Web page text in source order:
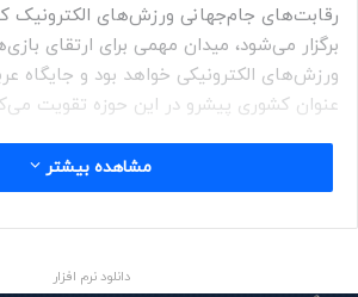
برگزار می‌شود، میدان مهمی برای ارتقای
ورزش‌های الکترونیکی خواهد بود و جایگاه
عنوان کشوری پیشرو در این حوزه تقویت
ولیعهد عربستان سعودی همچنین از
غیرانتفاعی جام‌جهانی بازی‌های رایانه‌ای برای
خبر داد که با همکاری همه شرکا و نهادهای
مشاهده بیشتر
دانلود نرم افزار